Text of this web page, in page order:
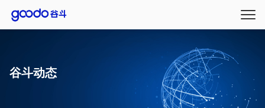
谷斗动态